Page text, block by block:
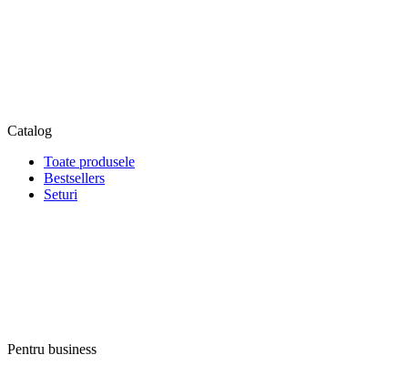
Catalog
Toate produsele
Bestsellers
Seturi
Pentru business